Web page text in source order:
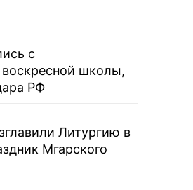
с
школы,
РФ
Литургию в
Мгарского